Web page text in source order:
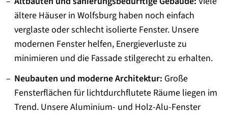
ältere Häuser in Wolfsburg haben noch einfach
verglaste oder schlecht isolierte Fenster. Unsere
modernen Fenster helfen, Energieverluste zu
minimieren und die Fassade stilgerecht zu erhalten.
Neubauten und moderne Architektur: Große
Fensterflächen für lichtdurchflutete Räume liegen im
Trend. Unsere Aluminium- und Holz-Alu-Fenster